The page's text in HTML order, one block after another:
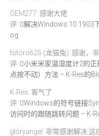
GEM277: 感谢大佬
评:
解决Windows 10 1903
og
totoro625 (龙猫兔): 感谢，
评:
小米米家温湿度计2的
点按不动）方法 – K-Res的
K-Res: 客气了
评:
Windows的符号链接
访问时的跟随跳转问题 – K-
gloryangel: 非常感谢解决,